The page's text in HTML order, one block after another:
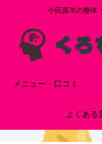
小田原市の整体
メニュー・口コミ
よくある